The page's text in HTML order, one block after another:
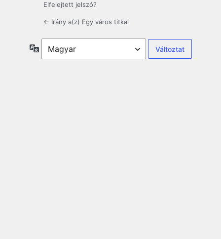
Elfelejtett jelszó?
← Irány a(z) Egy város titkai
Nyelv